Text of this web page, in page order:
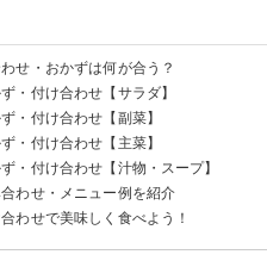
せ・おかずは何が合う？
・付け合わせ【サラダ】
・付け合わせ【副菜】
・付け合わせ【主菜】
・付け合わせ【汁物・スープ】
わせ・メニュー例を紹介
わせで美味しく食べよう！